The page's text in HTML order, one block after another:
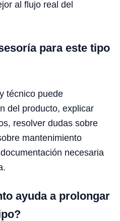
al flujo real del
para este tipo
técnico puede
del producto, explicar
resolver dudas sobre
mantenimiento
necesaria
ayuda a prolongar